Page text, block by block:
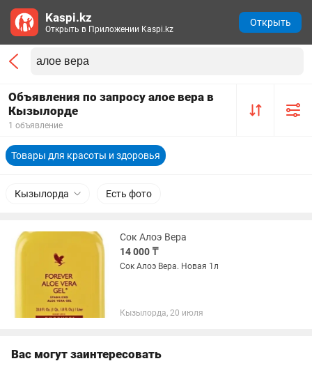
Объявления по запросу алое вера в
Кызылорде
1 объявление
Товары для красоты и здоровья
Кызылорда Есть фото
Сок Алоэ Вера
14 000 ₸
Сок Алоэ Вера. Новая 1л
Кызылорда, 20 июля
Вас могут заинтересовать
Kaspi.kz
Открыть в Приложении Kaspi.kz
Открыть